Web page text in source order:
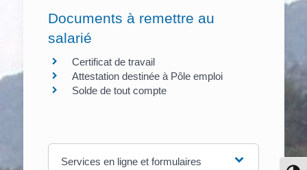
Documents à remettre au
salarié
Certificat de travail
Attestation destinée à Pôle emploi
Solde de tout compte
Services en ligne et formulaires